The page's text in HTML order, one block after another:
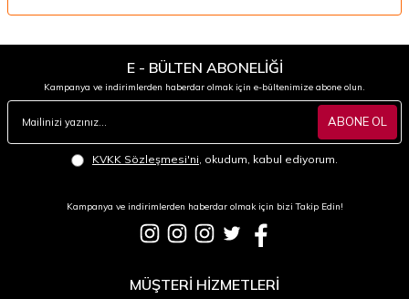
E - BÜLTEN ABONELİĞİ
Kampanya ve indirimlerden haberdar olmak için e-bültenimize abone olun.
ABONE OL
KVKK Sözleşmesi'ni , okudum, kabul ediyorum.
Kampanya ve indirimlerden haberdar olmak için bizi Takip Edin!
MÜŞTERİ HİZMETLERİ